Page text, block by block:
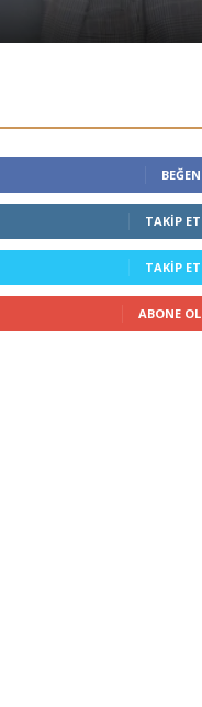
BEĞEN
TAKIP ET
TAKIP ET
ABONE OL